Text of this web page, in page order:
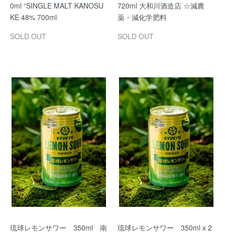
0ml “SINGLE MALT KANOSU
KE 48% 700ml
SOLD OUT
720ml 大和川酒造店 ☆減農
薬・減化学肥料
SOLD OUT
琉球レモンサワー 350ml 南
琉球レモンサワー 350ml x 2